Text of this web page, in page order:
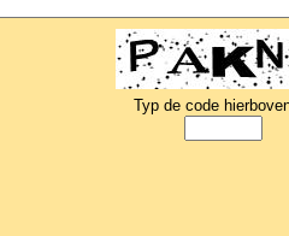
Typ de code